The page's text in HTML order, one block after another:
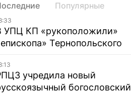
Популярные
УПЦ КП «рукоположили»
Тернопольского
учредила новый
богословский